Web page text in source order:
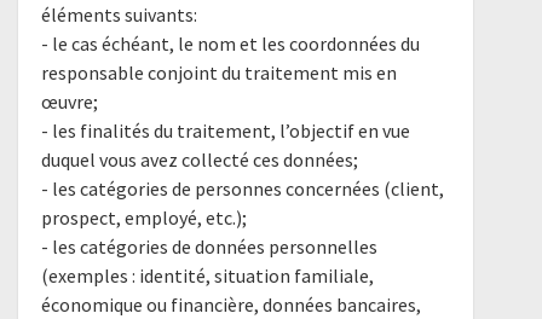
éléments suivants:
- le cas échéant, le nom et les coordonnées du
responsable conjoint du traitement mis en
œuvre;
- les finalités du traitement, l’objectif en vue
duquel vous avez collecté ces données;
- les catégories de personnes concernées (client,
prospect, employé, etc.);
- les catégories de données personnelles
(exemples : identité, situation familiale,
économique ou financière, données bancaires,